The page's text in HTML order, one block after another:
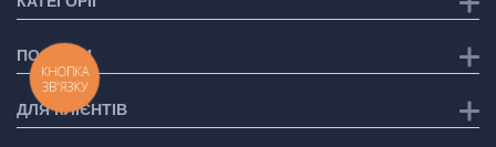
ПОСЛУГИ
ДЛЯ КЛІЄНТІВ
КНОПКА
ЗВ'ЯЗКУ